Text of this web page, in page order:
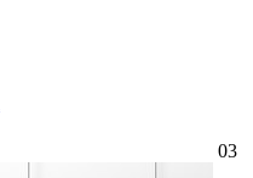
03